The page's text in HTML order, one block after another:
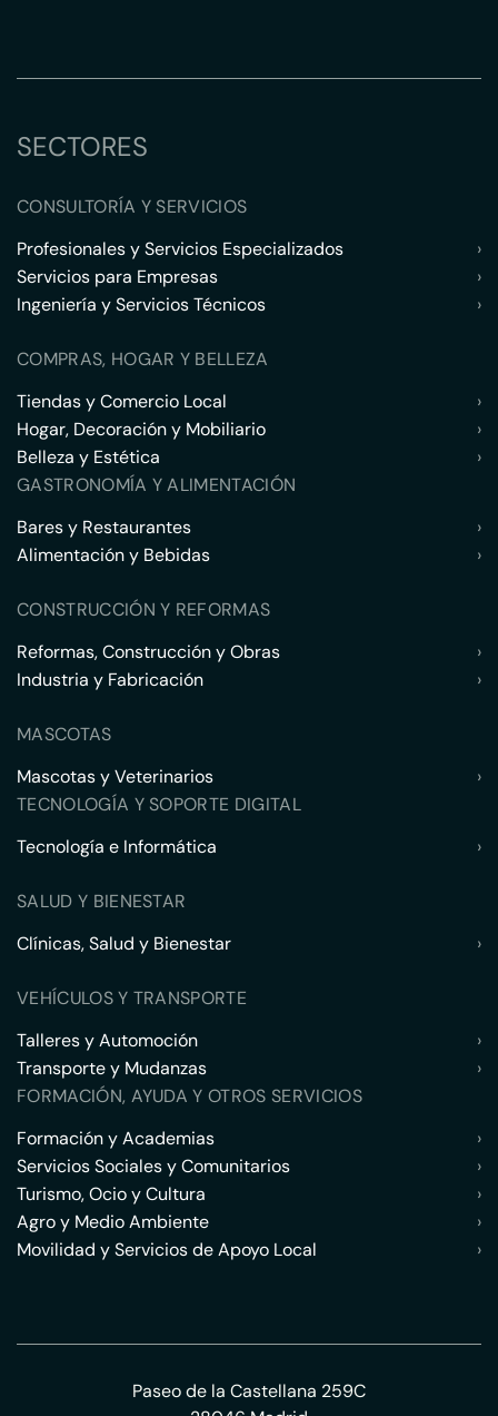
SECTORES
CONSULTORÍA Y SERVICIOS
Profesionales y Servicios Especializados
›
Servicios para Empresas
›
Ingeniería y Servicios Técnicos
›
COMPRAS, HOGAR Y BELLEZA
Tiendas y Comercio Local
›
Hogar, Decoración y Mobiliario
›
Belleza y Estética
›
GASTRONOMÍA Y ALIMENTACIÓN
Bares y Restaurantes
›
Alimentación y Bebidas
›
CONSTRUCCIÓN Y REFORMAS
Reformas, Construcción y Obras
›
Industria y Fabricación
›
MASCOTAS
Mascotas y Veterinarios
›
TECNOLOGÍA Y SOPORTE DIGITAL
Tecnología e Informática
›
SALUD Y BIENESTAR
Clínicas, Salud y Bienestar
›
VEHÍCULOS Y TRANSPORTE
Talleres y Automoción
›
Transporte y Mudanzas
›
FORMACIÓN, AYUDA Y OTROS SERVICIOS
Formación y Academias
›
Servicios Sociales y Comunitarios
›
Turismo, Ocio y Cultura
›
Agro y Medio Ambiente
›
Movilidad y Servicios de Apoyo Local
›
Paseo de la Castellana 259C